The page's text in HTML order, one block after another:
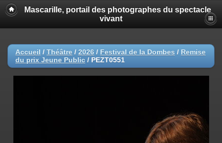
Mascarille, portail des photographes du spectacle
vivant
Accueil / Théâtre / 2026 / Festival de la Dombes / Remise
du prix Jeune Public / PEZT0551